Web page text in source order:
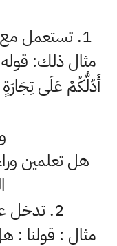
1. تستعمل مع الاستفهام التصديقي فقط :
مثال ذلك: قوله
هل تعلمين
2. تدخل على الجملة المثبتة فقط :
مثال : قولنا :